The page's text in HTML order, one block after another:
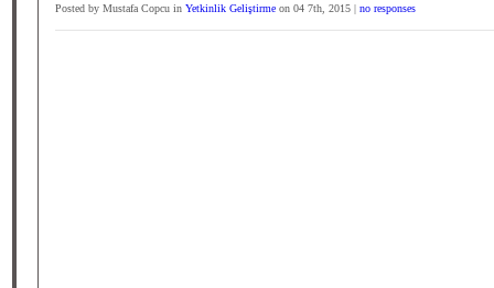
Posted by Mustafa Copcu in Yetkinlik Geliştirme on 04 7th, 2015 | no responses